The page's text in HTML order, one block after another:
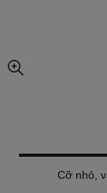
chế độ xem hình ảnh
Cỡ nhỏ,